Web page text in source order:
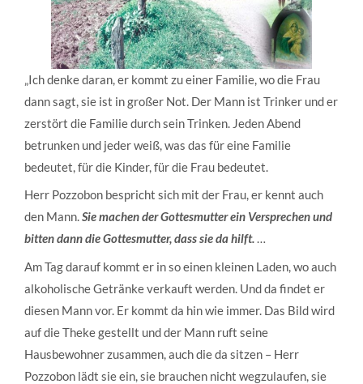
„Ich denke daran, er kommt zu einer Familie, wo die Frau
dann sagt, sie ist in großer Not. Der Mann ist Trinker und er
zerstört die Familie durch sein Trinken. Jeden Abend
betrunken und jeder weiß, was das für eine Familie
bedeutet, für die Kinder, für die Frau bedeutet.
Herr Pozzobon bespricht sich mit der Frau, er kennt auch
den Mann.Sie machen der Gottesmutter ein Versprechen und
bitten dann die Gottesmutter, dass sie da hilft.…
Am Tag darauf kommt er in so einen kleinen Laden, wo auch
alkoholische Getränke verkauft werden. Und da findet er
diesen Mann vor. Er kommt da hin wie immer. Das Bild wird
auf die Theke gestellt und der Mann ruft seine
Hausbewohner zusammen, auch die da sitzen – Herr
Pozzobon lädt sie ein, sie brauchen nicht wegzulaufen, sie